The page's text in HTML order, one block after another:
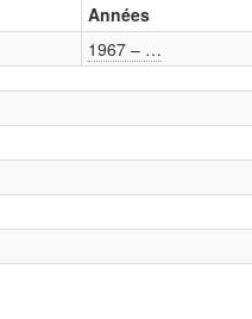
Années
1967 – …